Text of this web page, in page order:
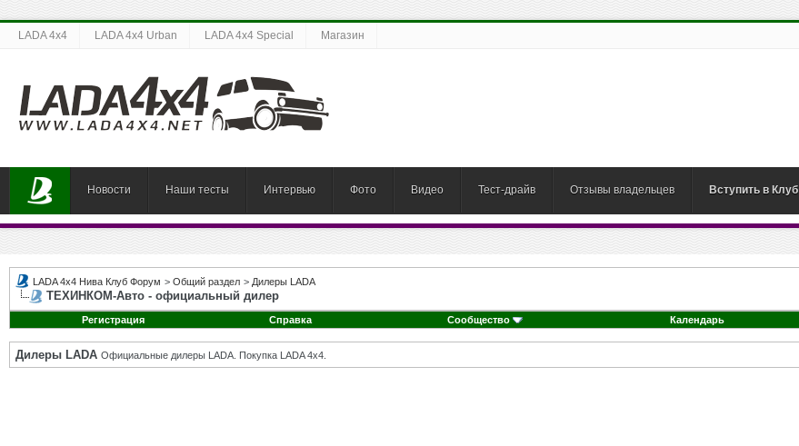
LADA 4x4 LADA 4x4 Urban LADA 4x4 Special Магазин
Новости Наши тесты Интервью Фото Видео Тест-драйв Отзывы владельцев Вступить в Клуб
LADA 4x4 Нива Клуб Форум > Общий раздел > Дилеры LADA
ТЕХИНКОМ-Авто - официальный дилер
Регистрация
Справка Сообщество Календарь
Дилеры LADA Официальные дилеры LADA. Покупка LADA 4x4.